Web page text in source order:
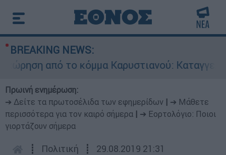
BREAKING NEWS:
από το κόμμα Καρυστιανού: Καταγγελίες
Πρωινή ενημέρωση:
➔ Δείτε τα πρωτοσέλιδα των εφημερίδων
➔ Μάθετε
περισσότερα για τον καιρό σήμερα
➔ Εορτολόγιο: Ποιοι
γιορτάζουν σήμερα
┋ Πολιτική ┋ 29.08.2019 21:31